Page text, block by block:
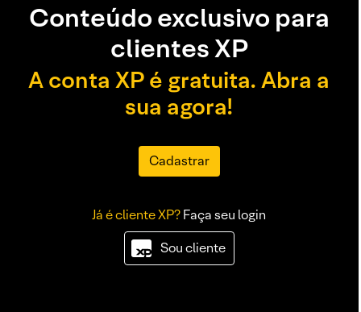
Conteúdo exclusivo para
clientes XP
A conta XP é gratuita. Abra a
sua agora!
Cadastrar
Já é cliente XP?Faça seu login
Sou cliente